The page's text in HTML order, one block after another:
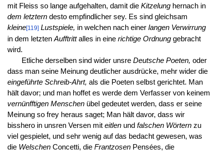
mit Fleiss so lange aufgehalten, damit die Kitzelunghernach in
dem letzterndesto empfindlicher sey. Es sind gleichsam
kleine[119]Lustspiele, in welchen nach einer langen Verwirrung
in dem letzten Aufftrittalles in eine richtige Ordnunggebracht
wird.
Etliche derselben sind wider unsre Deutsche Poeten, oder
dass man seine Meinung deutlicher ausdrücke, mehr wider die
eingeführte Schreib-Ahrt, als die Poeten selbst gerichtet. Man
hält davor; und man hoffet es werde dem Verfasser von keinem
vernünfftigen Menschenübel gedeutet werden, dass er seine
Meinung so frey heraus saget; Man hält davor, dass wir
bisshero in unsren Versen mit eitlenund falschen Wörternzu
viel gespielet, und sehr wenig auf das bedacht gewesen, was
die WelschenConcetti, dieFrantzosenPensées, die